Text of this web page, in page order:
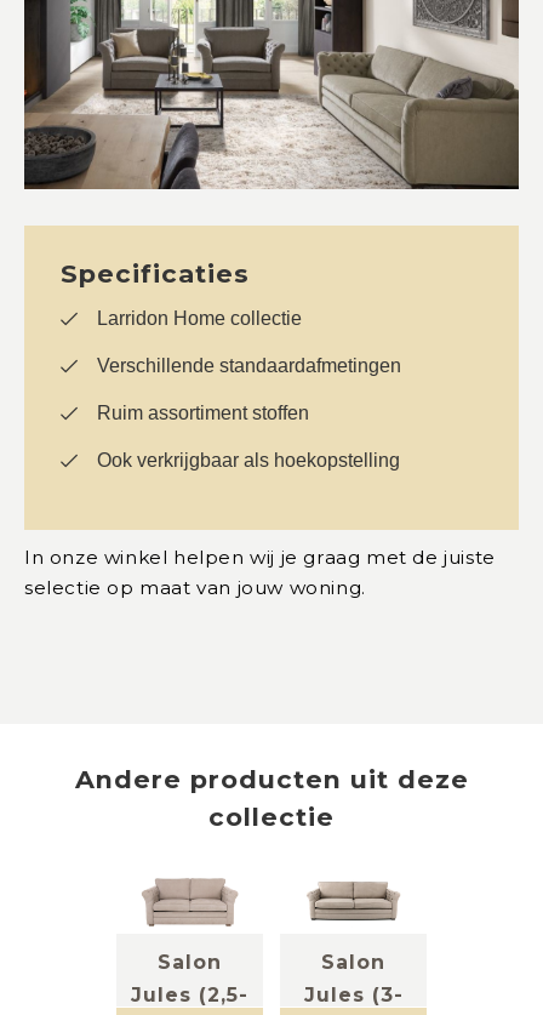
Specificaties
Larridon Home collectie
Verschillende standaardafmetingen
Ruim assortiment stoffen
Ook verkrijgbaar als hoekopstelling
In onze winkel helpen wij je graag met de juiste
selectie op maat van jouw woning.
Andere producten uit deze
collectie
Salon
Jules (2,5-
Salon
Jules (3-